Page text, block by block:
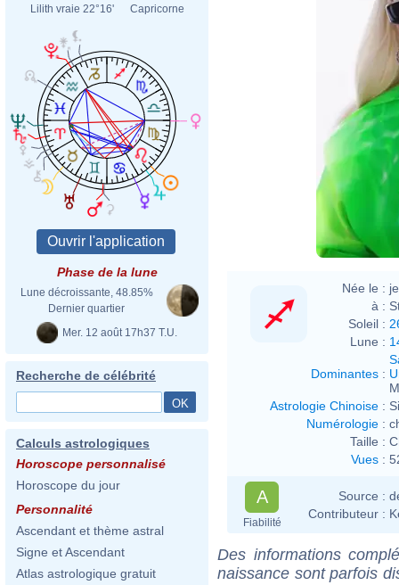
Lilith vraie 22°16' Capricorne
Phase de la lune
Lune décroissante, 48.85%
Dernier quartier
Mer. 12 août 17h37 T.U.
Recherche de célébrité
Calculs astrologiques
Horoscope personnalisé
Horoscope du jour
Personnalité
Ascendant et thème astral
Signe et Ascendant
Atlas astrologique gratuit
Née le :
à :
Soleil :
Lune :
Dominantes :
Astrologie Chinoise :
Numérologie :
Taille :
Vues :
A
Fiabilité
Source :
Contributeur :
Des informations
naissance sont parfois